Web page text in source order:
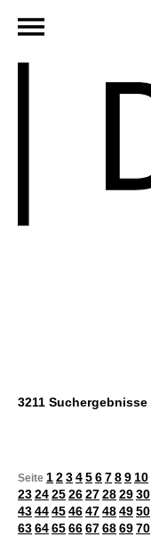
3211 Suchergebnisse
Seite 123456789 10
2324252627282930
4344454647484950
6364656667686970